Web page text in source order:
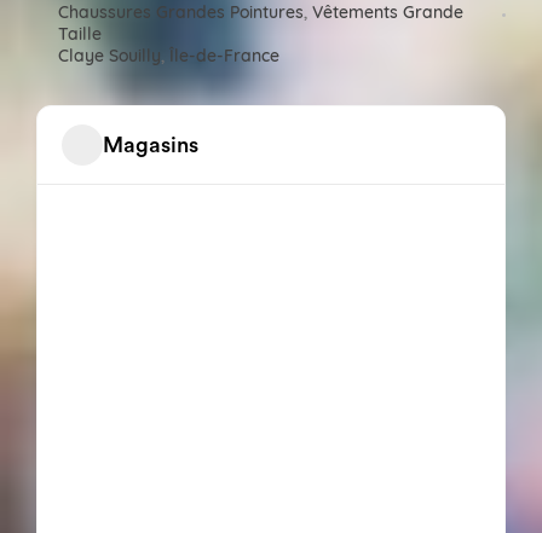
Chaussures Grandes Pointures, Vêtements Grande
Taille
Claye Souilly, Île-de-France
Magasins